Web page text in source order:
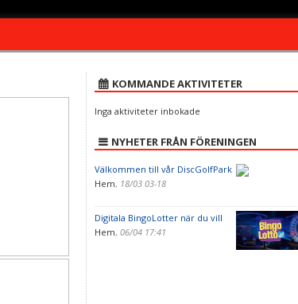
KOMMANDE AKTIVITETER
Inga aktiviteter inbokade
NYHETER FRÅN FÖRENINGEN
Välkommen till vår DiscGolfPark
Hem, 18/03 03-18
Digitala BingoLotter när du vill
Hem, 06/04 17:41